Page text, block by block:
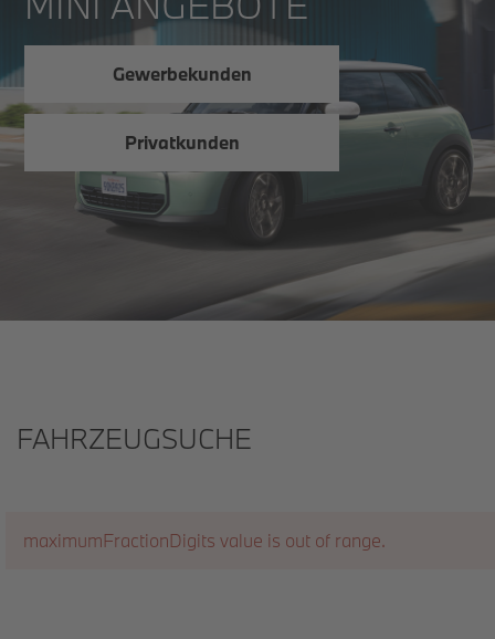
Gewerbekunden
Privatkunden
FAHRZEUGSUCHE
maximumFractionDigits value is out of range.